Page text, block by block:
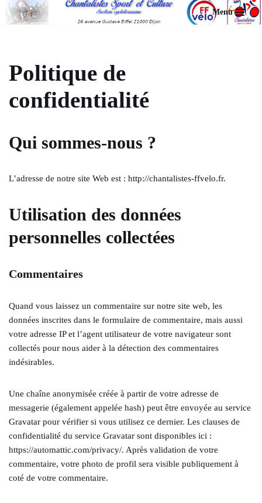
Menu
Politique de
confidentialité
Qui sommes-nous ?
L’adresse de notre site Web est : http://chantalistes-ffvelo.fr.
Utilisation des données
personnelles collectées
Commentaires
Quand vous laissez un commentaire sur notre site web, les
données inscrites dans le formulaire de commentaire, mais aussi
votre adresse IP et l’agent utilisateur de votre navigateur sont
collectés pour nous aider à la détection des commentaires
indésirables.
Une chaîne anonymisée créée à partir de votre adresse de
messagerie (également appelée hash) peut être envoyée au service
Gravatar pour vérifier si vous utilisez ce dernier. Les clauses de
confidentialité du service Gravatar sont disponibles ici :
https://automattic.com/privacy/. Après validation de votre
commentaire, votre photo de profil sera visible publiquement à
coté de votre commentaire.